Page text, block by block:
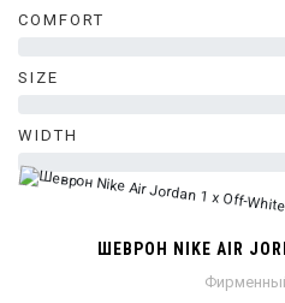
COMFORT
SIZE
WIDTH
0%
ШЕВРОН NIKE AIR